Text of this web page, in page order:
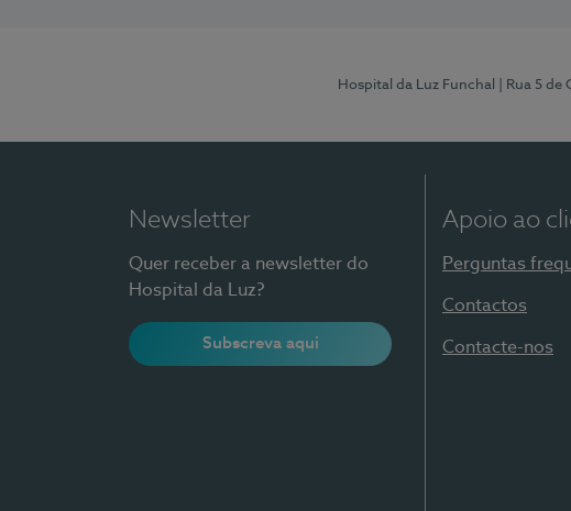
Hospital da Luz Funchal | Rua 5
Newsletter
Quer receber a newsletter do
Hospital da Luz?
Subscreva aqui
Apoio ao
Perguntas
Contactos
Contacte-nos